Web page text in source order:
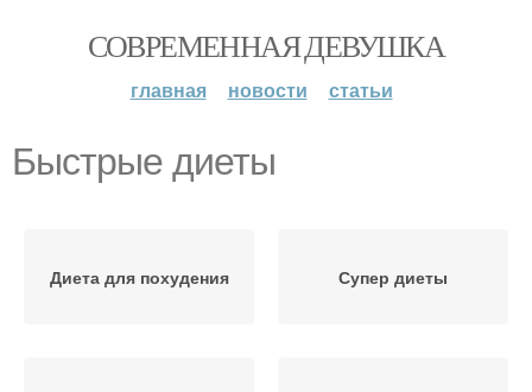
СОВРЕМЕННАЯ ДЕВУШКА
главная новости статьи
Быстрые диеты
Диета для похудения Супер диеты